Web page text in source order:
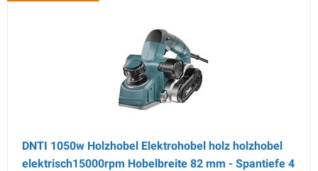
DNTI 1050w Holzhobel Elektrohobel holz holzhobel
elektrisch15000rpm Hobelbreite 82 mm - Spantiefe 4